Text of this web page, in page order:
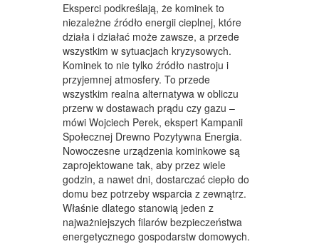
Eksperci podkreślają, że kominek to
niezależne źródło energii cieplnej, które
działa i działać może zawsze, a przede
wszystkim w sytuacjach kryzysowych.
Kominek to nie tylko źródło nastroju i
przyjemnej atmosfery. To przede
wszystkim realna alternatywa w obliczu
przerw w dostawach prądu czy gazu –
mówi Wojciech Perek, ekspert Kampanii
Społecznej Drewno Pozytywna Energia.
Nowoczesne urządzenia kominkowe są
zaprojektowane tak, aby przez wiele
godzin, a nawet dni, dostarczać ciepło do
domu bez potrzeby wsparcia z zewnątrz.
Właśnie dlatego stanowią jeden z
najważniejszych filarów bezpieczeństwa
energetycznego gospodarstw domowych.